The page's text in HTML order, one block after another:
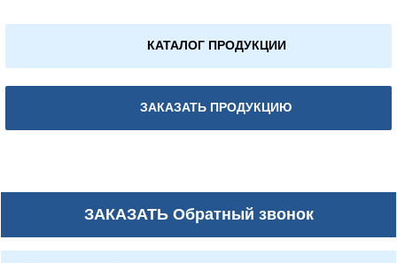
КАТАЛОГ ПРОДУКЦИИ
ЗАКАЗАТЬ ПРОДУКЦИЮ
ЗАКАЗАТЬОбратный звонок